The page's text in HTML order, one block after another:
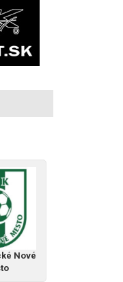
Nové